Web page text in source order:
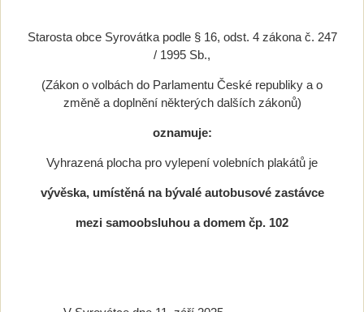
Starosta obce Syrovátka podle § 16, odst. 4 zákona č. 247
/ 1995 Sb.,
(Zákon o volbách do Parlamentu České republiky a o
změně a doplnění některých dalších zákonů)
oznamuje:
Vyhrazená plocha pro vylepení volebních plakátů je
vývěska, umístěná na bývalé autobusové zastávce
mezi samoobsluhou a domem čp. 102